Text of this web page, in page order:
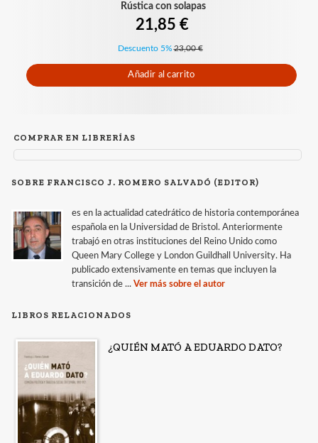
Rústica con solapas
21,85 €
Descuento 5% 23,00 €
Añadir al carrito
COMPRAR EN LIBRERÍAS
SOBRE FRANCISCO J. ROMERO SALVADÓ (EDITOR)
es en la actualidad catedrático de historia contemporánea
española en la Universidad de Bristol. Anteriormente
trabajó en otras instituciones del Reino Unido como
Queen Mary College y London Guildhall University. Ha
publicado extensivamente en temas que incluyen la
transición de ... Ver más sobre el autor
LIBROS RELACIONADOS
¿QUIÉN MATÓ A EDUARDO DATO?